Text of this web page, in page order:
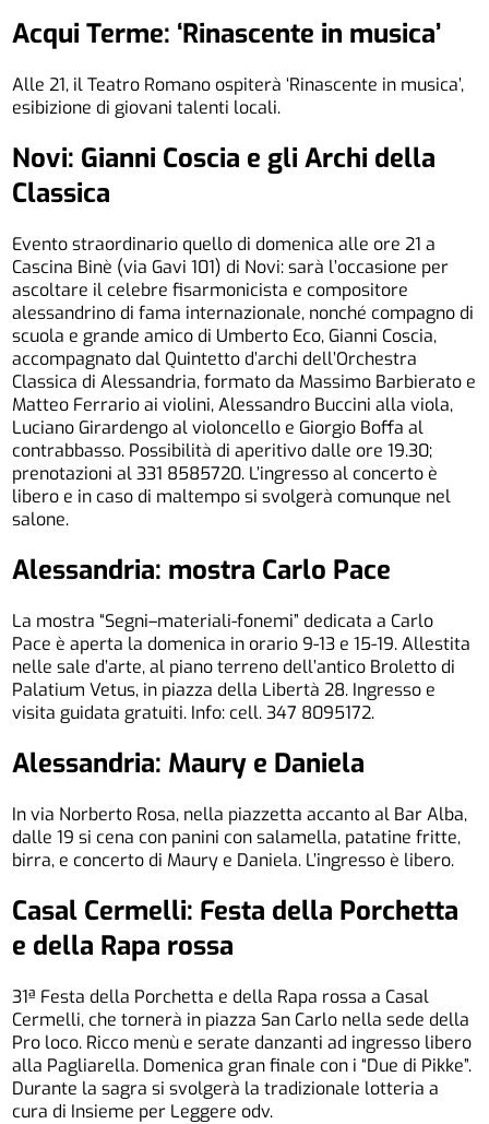
Acqui Terme: ‘Rinascente in musica’
Alle 21, il Teatro Romano ospiterà ‘Rinascente in musica’,
esibizione di giovani talenti locali.
Novi: Gianni Coscia e gli Archi della
Classica
Evento straordinario quello di domenica alle ore 21 a
Cascina Binè (via Gavi 101) di Novi: sarà l’occasione per
ascoltare il celebre fisarmonicista e compositore
alessandrino di fama internazionale, nonché compagno di
scuola e grande amico di Umberto Eco, Gianni Coscia,
accompagnato dal Quintetto d’archi dell’Orchestra
Classica di Alessandria, formato da Massimo Barbierato e
Matteo Ferrario ai violini, Alessandro Buccini alla viola,
Luciano Girardengo al violoncello e Giorgio Boffa al
contrabbasso. Possibilità di aperitivo dalle ore 19.30;
prenotazioni al 331 8585720. L’ingresso al concerto è
libero e in caso di maltempo si svolgerà comunque nel
salone.
Alessandria: mostra Carlo Pace
La mostra “Segni–materiali-fonemi” dedicata a Carlo
Pace è aperta la domenica in orario 9-13 e 15-19. Allestita
nelle sale d’arte, al piano terreno dell’antico Broletto di
Palatium Vetus, in piazza della Libertà 28. Ingresso e
visita guidata gratuiti. Info: cell. 347 8095172.
Alessandria: Maury e Daniela
In via Norberto Rosa, nella piazzetta accanto al Bar Alba,
dalle 19 si cena con panini con salamella, patatine fritte,
birra, e concerto di Maury e Daniela. L’ingresso è libero.
Casal Cermelli: Festa della Porchetta
e della Rapa rossa
31ª Festa della Porchetta e della Rapa rossa a Casal
Cermelli, che tornerà in piazza San Carlo nella sede della
Pro loco. Ricco menù e serate danzanti ad ingresso libero
alla Pagliarella. Domenica gran finale con i “Due di Pikke”.
Durante la sagra si svolgerà la tradizionale lotteria a
cura di Insieme per Leggere odv.